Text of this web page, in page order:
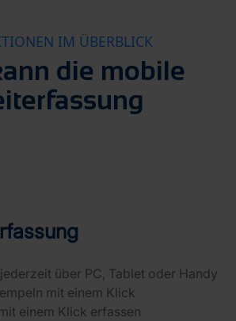
IM ÜBERBLICK
die mobile
über PC, Tablet oder Handy
mit einem Klick
einem Klick erfassen